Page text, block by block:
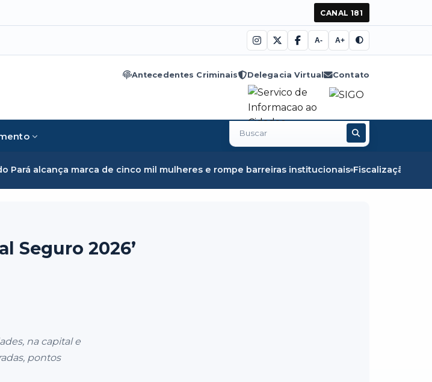
CANAL 181
A- A+
Antecedentes Criminais Delegacia Virtual Contato
Buscar
no
cinco mil mulheres e rompe barreiras institucionais Fiscalização em Óbidos apreende
Seguro 2026’
na capital e
pontos